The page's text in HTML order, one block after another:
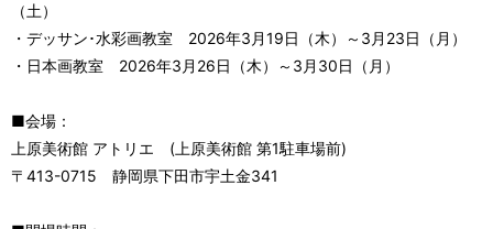
（土）
・デッサン･水彩画教室 2026年3月19日（木）～3月23日（月）
・日本画教室 2026年3月26日（木）～3月30日（月）
■会場：
上原美術館 アトリエ (上原美術館 第1駐車場前)
〒413-0715 静岡県下田市宇土金341